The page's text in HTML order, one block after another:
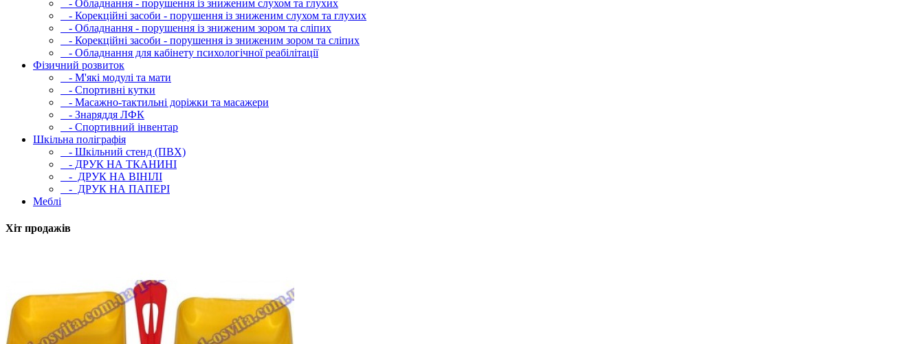
- Обладнання - порушення із зниженим слухом та глухих
- Корекційні засоби - порушення із зниженим слухом та глухих
- Обладнання - порушення із зниженим зором та сліпих
- Корекційні засоби - порушення із зниженим зором та сліпих
- Обладнання для кабінету психологічної реабілітації
Фізичний розвиток
- М'які модулi та мати
- Спортивні кутки
- Масажно-тактильні доріжки та масажери
- Знаряддя ЛФК
- Спортивний інвентар
Шкільна поліграфія
- Шкільний стенд (ПВХ)
- ДРУК НА ТКАНИНІ
- ДРУК НА ВІНІЛІ
- ДРУК НА ПАПЕРІ
Меблі
Хіт продажів